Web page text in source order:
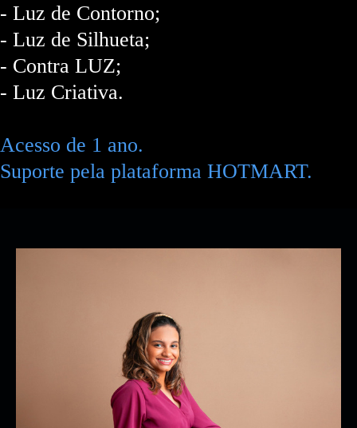
- Luz de Contorno;
- Luz de Silhueta;
- Contra LUZ;
- Luz Criativa.
Acesso de 1 ano.
Suporte pela plataforma HOTMART.